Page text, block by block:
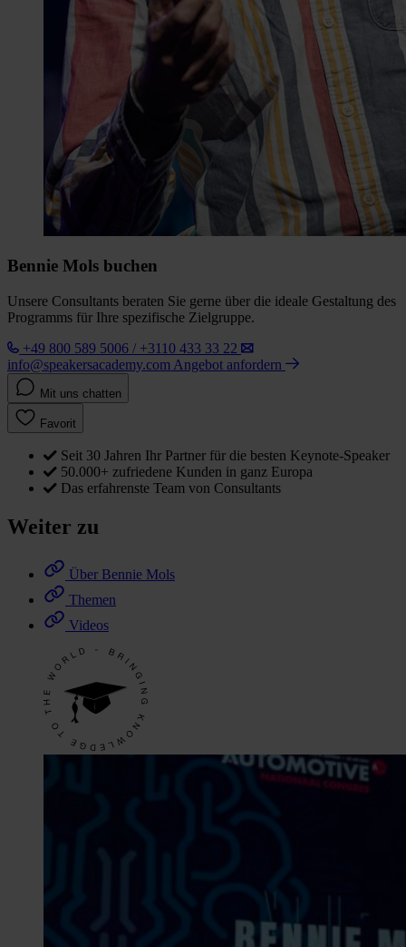
Bennie Mols buchen
Unsere Consultants beraten Sie gerne über die ideale Gestaltung des
Programms für Ihre spezifische Zielgruppe.
+49 800 589 5006 / +3110 433 33 22
info@speakersacademy.com Angebot anfordern
Mit uns chatten
Favorit
Seit 30 Jahren Ihr Partner für die besten Keynote-Speaker
50.000+ zufriedene Kunden in ganz Europa
Das erfahrenste Team von Consultants
Weiter zu
Über Bennie Mols
Themen
Videos